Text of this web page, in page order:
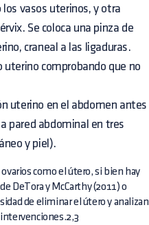
los vasos uterinos, y otra
Se coloca una pinza de
craneal a las ligaduras.
uterino comprobando que no
uterino en el abdomen antes
pared abdominal en tres
y piel).
como el útero, si bien hay
DeTora y McCarthy (2011) o
de eliminar el útero y analizan
intervenciones.2,3